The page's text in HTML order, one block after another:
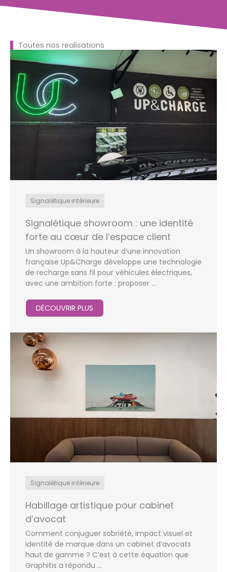
Toutes nos réalisations
Signalétique intérieure
Signalétique showroom : une identité
forte au cœur de l’espace client
Un showroom à la hauteur d’une innovation
française Up&Charge développe une technologie
de recharge sans fil pour véhicules électriques,
avec une ambition forte : proposer ...
DÉCOUVRIR PLUS
Signalétique intérieure
Habillage artistique pour cabinet
d’avocat
Comment conjuguer sobriété, impact visuel et
identité de marque dans un cabinet d’avocats
haut de gamme ? C’est à cette équation que
Graphitis a répondu ...